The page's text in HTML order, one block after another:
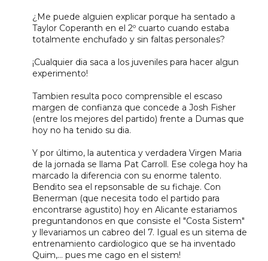
¿Me puede alguien explicar porque ha sentado a
Taylor Coperanth en el 2º cuarto cuando estaba
totalmente enchufado y sin faltas personales?
¡Cualquier dia saca a los juveniles para hacer algun
experimento!
Tambien resulta poco comprensible el escaso
margen de confianza que concede a Josh Fisher
(entre los mejores del partido) frente a Dumas que
hoy no ha tenido su dia.
Y por último, la autentica y verdadera Virgen Maria
de la jornada se llama Pat Carroll. Ese colega hoy ha
marcado la diferencia con su enorme talento.
Bendito sea el repsonsable de su fichaje. Con
Benerman (que necesita todo el partido para
encontrarse agustito) hoy en Alicante estariamos
preguntandonos en que consiste el "Costa Sistem"
y llevariamos un cabreo del 7. Igual es un sitema de
entrenamiento cardiologico que se ha inventado
Quim,... pues me cago en el sistem!